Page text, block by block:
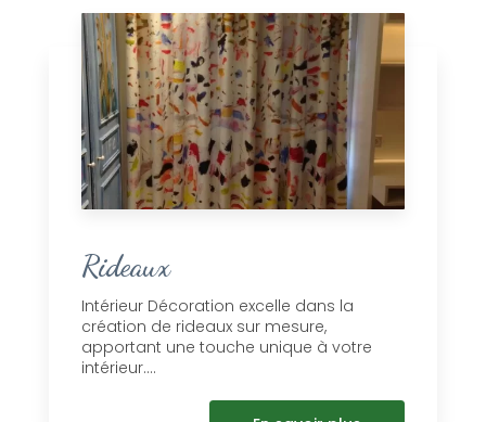
Rideaux
Intérieur Décoration excelle dans la
création de rideaux sur mesure,
apportant une touche unique à votre
intérieur....